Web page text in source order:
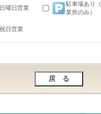
日曜日営業
駐車場あり
業所のみ）
祝日営業